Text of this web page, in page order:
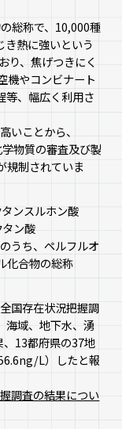
総称で、10,000種
き熱に強いという
り、焦げつきにく
機やコンビナート
等、幅広く利用さ
いことから、
物質の審査及び製
規制されていま
ンスルホン酸
ン酸
うち、ペルフルオ
化合物の総称
国存在状況把握調
海域、地下水、湧
13都府県の37地
L）したと報
調査の結果につい